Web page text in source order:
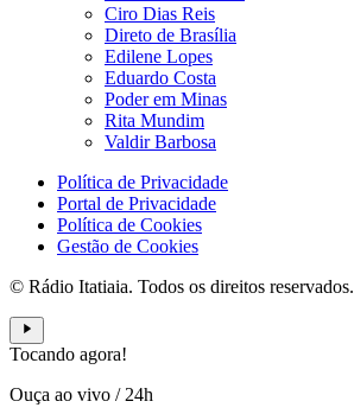
Ciro Dias Reis
Direto de Brasília
Edilene Lopes
Eduardo Costa
Poder em Minas
Rita Mundim
Valdir Barbosa
Política de Privacidade
Portal de Privacidade
Política de Cookies
Gestão de Cookies
© Rádio Itatiaia. Todos os direitos reservados.
Tocando agora!
Ouça ao vivo / 24h